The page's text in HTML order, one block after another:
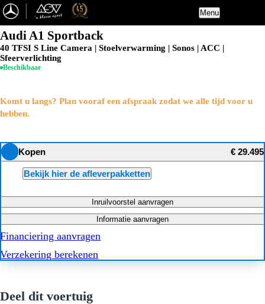
Menu
Audi A1 Sportback
40 TFSI S Line Camera | Stoelverwarming | Sonos | ACC |
Sfeerverlichting
Beschikbaar
Komt u langs? Plan vooraf een afspraak zodat we alle tijd voor u
hebben.
Kopen € 29.495
Bekijk hier de afleverpakketten
Inruilvoorstel aanvragen
Informatie aanvragen
Financiering aanvragen
Verzekering berekenen
Deel dit voertuig